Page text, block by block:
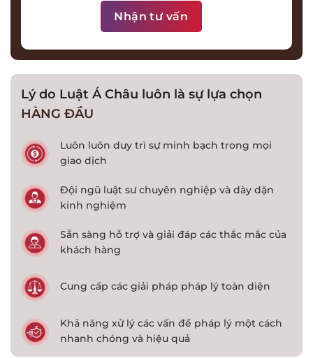
Lý do Luật Á Châu luôn là sự lựa chọn
HÀNG ĐẦU
Luôn luôn duy trì sự minh bạch trong mọi
giao dịch
Đội ngũ luật sư chuyên nghiệp và dày dặn
kinh nghiệm
Sẵn sàng hỗ trợ và giải đáp các thắc mắc của
khách hàng
Cung cấp các giải pháp pháp lý toàn diện
Khả năng xử lý các vấn đề pháp lý một cách
nhanh chóng và hiệu quả